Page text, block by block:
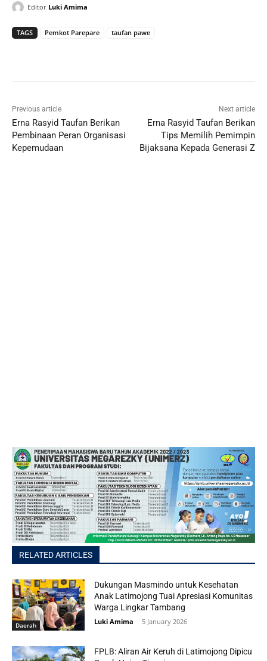
Editor Luki Amima
TAGS Pemkot Parepare taufan pawe
Previous article
Erna Rasyid Taufan Berikan
Pembinaan Peran Organisasi
Kepemudaan
Next article
Erna Rasyid Taufan Berikan
Tips Memilih Pemimpin
Bijaksana Kepada Generasi Z
RELATED ARTICLES
Daerah
Dukungan Masmindo untuk Kesehatan
Anak Latimojong Tuai Apresiasi Komunitas
Warga Lingkar Tambang
Luki Amima - 5 January 2026
FPLB: Aliran Air Keruh di Latimojong Dipicu